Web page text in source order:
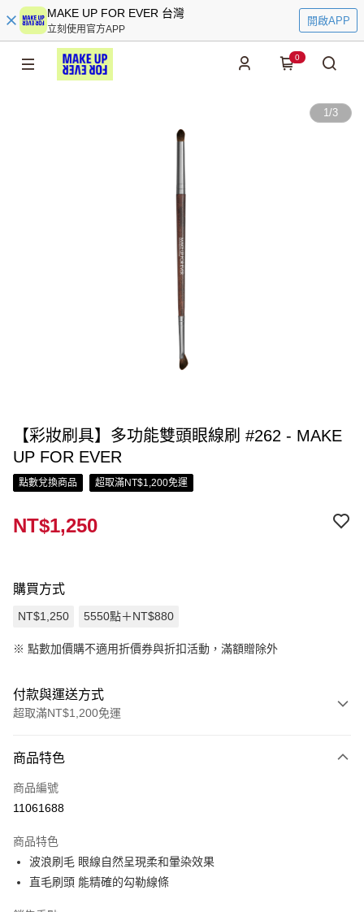
MAKE UP FOR EVER 台灣
立刻使用官方APP
開啟APP
0
1/3
【彩妝刷具】多功能雙頭眼線刷 #262 - MAKE
UP FOR EVER
點數兌換商品 超取滿NT$1,200免運
NT$1,250
購買方式
NT$1,250 5550點＋NT$880
※ 點數加價購不適用折價券與折扣活動，滿額贈除外
付款與運送方式
超取滿NT$1,200免運
信用卡一次付款
信用卡分期付款
合作金庫商業銀行
華南商業銀行
彰化商業銀行
上海商業儲蓄銀行
超商取貨付款
LINE Pay
商品特色
商品編號
11061688
商品特色
波浪刷毛 眼線自然呈現柔和暈染效果
直毛刷頭 能精確的勾勒線條